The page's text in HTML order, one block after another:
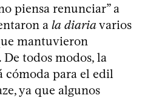
piensa renunciar” a
a la diariavarios
mantuvieron
todos modos, la
cómoda para el edil
ya que algunos